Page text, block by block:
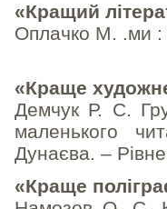
«Кращий
Оплачко М. .ми :
«Краще
Демчук Р. С.
маленького
Дунаєва. –
«Краще